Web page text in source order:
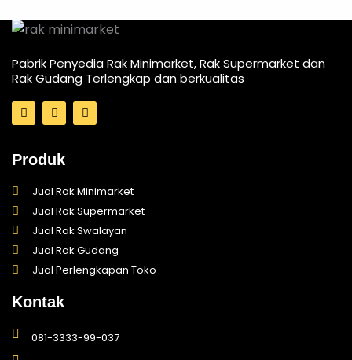
Pabrik Penyedia Rak Minimarket, Rak Supermarket dan
Rak Gudang Terlengkap dan berkualitas
I
n
s
a
g
T
i
k
o
k
F
a
c
k
f
Produk
Jual Rak Minimarket
Jual Rak Supermarket
Jual Rak Swalayan
Jual Rak Gudang
Jual Perlengkapan Toko
Kontak
081-3333-99-037